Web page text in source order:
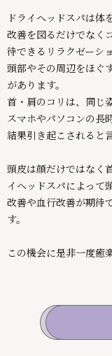
ドライヘッドスパは体
改善を図るだけでなく
待できるリラクゼーシ
頭部やその周辺をほぐ
があります。
首・肩のコリは、同じ
スマホやパソコンの長
結果引き起こされると
頭皮は顔だけではなく
イヘッドスパによって
改善や血行改善が期待
す。
この機会に是非一度癒